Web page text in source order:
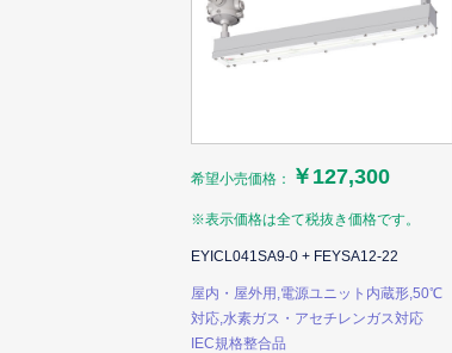
希望小売価格： ￥127,300
※表示価格は全て税抜き価格です。
EYICL041SA9-0 + FEYSA12-22
屋内・屋外用,電源ユニット内蔵形,50℃
対応,水素ガス・アセチレンガス対応
IEC規格整合品